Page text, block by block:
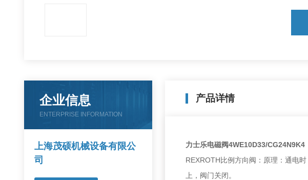
产品详情
力士乐电磁阀4WE10D33/CG24N9K4
REXROTH比例方向阀：原理：通电
上，阀门关闭。
企业信息
ENTERPRISE INFORMATION
上海茂硕机械设备有限公
司